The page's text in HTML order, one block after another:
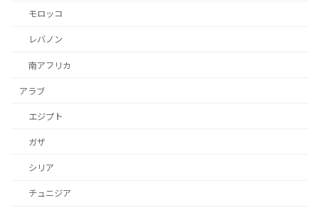
モロッコ
レバノン
南アフリカ
アラブ
エジプト
ガザ
シリア
チュニジア